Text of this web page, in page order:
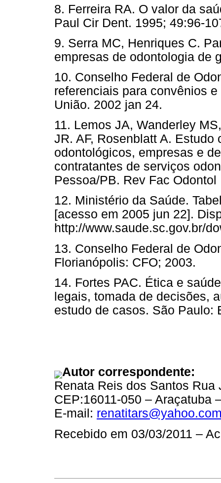
8. Ferreira RA. O valor da
Paul Cir Dent. 1995; 49:96-
9. Serra MC, Henriques C.
empresas de odontologia de
10. Conselho Federal de
referenciais para convênios
União. 2002 jan 24.
11. Lemos JA, Wanderley
JR. AF, Rosenblatt A.
odontológicos, empresas e
contratantes de serviços
Pessoa/PB. Rev Fac
12. Ministério da Saúde.
[acesso em 2005 jun 22].
http://www.saude.sc.gov.br/
13. Conselho Federal de
Florianópolis: CFO; 2003.
14. Fortes PAC. Ética e
legais, tomada de decisões,
estudo de casos. São Paulo:
Autor correspondente:
Renata Reis dos Santos
CEP:16011-050 – Araçatuba
E-mail:
Recebido em 03/03/2011 –